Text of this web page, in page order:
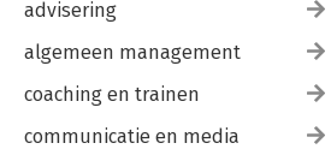
advisering
algemeen management
coaching en trainen
communicatie en media